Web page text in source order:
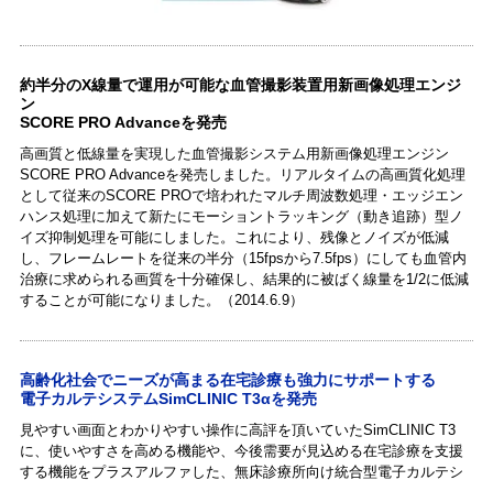
約半分のX線量で運用が可能な血管撮影装置用新画像処理エンジ
ン
SCORE PRO Advanceを発売
高画質と低線量を実現した血管撮影システム用新画像処理エンジン
SCORE PRO Advanceを発売しました。リアルタイムの高画質化処理
として従来のSCORE PROで培われたマルチ周波数処理・エッジエン
ハンス処理に加えて新たにモーショントラッキング（動き追跡）型ノ
イズ抑制処理を可能にしました。これにより、残像とノイズが低減
し、フレームレートを従来の半分（15fpsから7.5fps）にしても血管内
治療に求められる画質を十分確保し、結果的に被ばく線量を1/2に低減
することが可能になりました。（2014.6.9）
高齢化社会でニーズが高まる在宅診療も強力にサポートする
電子カルテシステムSimCLINIC T3αを発売
見やすい画面とわかりやすい操作に高評を頂いていたSimCLINIC T3
に、使いやすさを高める機能や、今後需要が見込める在宅診療を支援
する機能をプラスアルファした、無床診療所向け統合型電子カルテシ